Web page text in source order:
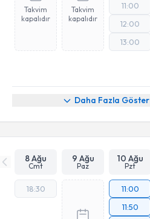
Takvim
kapalıdır
Takvim
kapalıdır
11:00
12:00
13:00
Daha Fazla Göster
8 Ağu
Cmt
9 Ağu
Paz
10 Ağu
Pzt
18:30
11:00
11:50